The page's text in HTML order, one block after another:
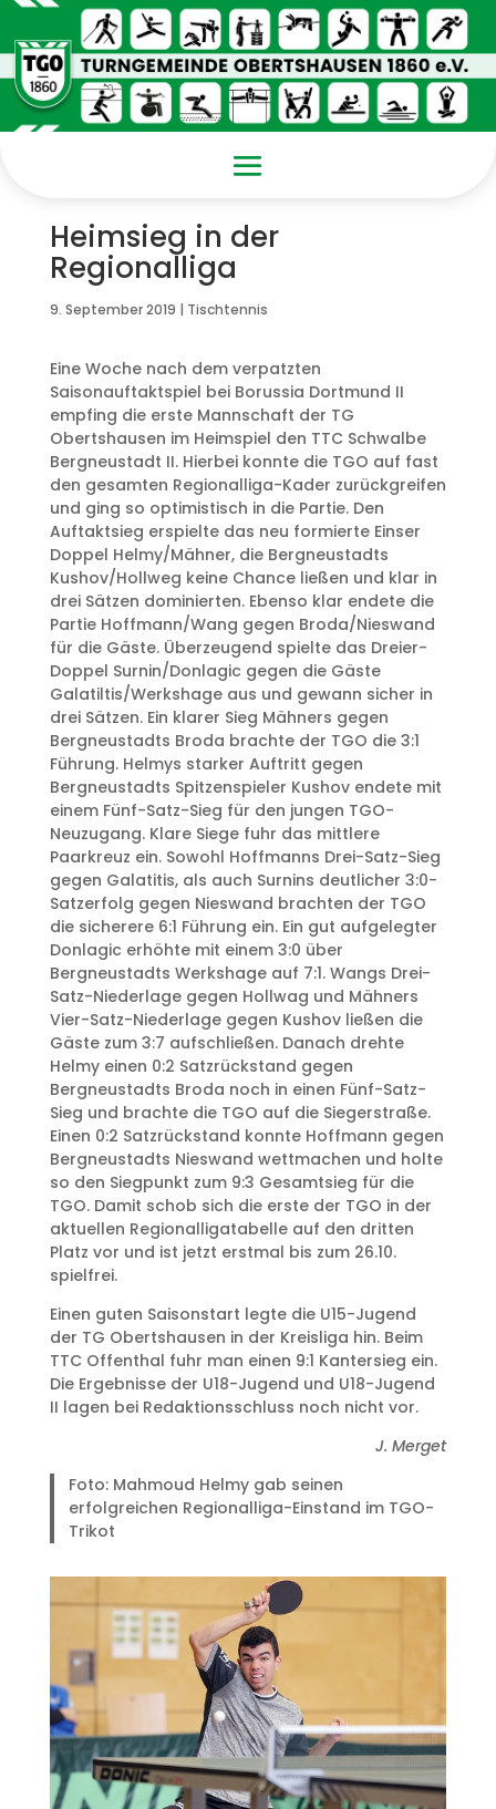
Heimsieg in der
Regionalliga
9. September 2019 | Tischtennis
Eine Woche nach dem verpatzten
Saisonauftaktspiel bei Borussia Dortmund II
empfing die erste Mannschaft der TG
Obertshausen im Heimspiel den TTC Schwalbe
Bergneustadt II. Hierbei konnte die TGO auf fast
den gesamten Regionalliga-Kader zurückgreifen
und ging so optimistisch in die Partie. Den
Auftaktsieg erspielte das neu formierte Einser
Doppel Helmy/Mähner, die Bergneustadts
Kushov/Hollweg keine Chance ließen und klar in
drei Sätzen dominierten. Ebenso klar endete die
Partie Hoffmann/Wang gegen Broda/Nieswand
für die Gäste. Überzeugend spielte das Dreier-
Doppel Surnin/Donlagic gegen die Gäste
Galatiltis/Werkshage aus und gewann sicher in
drei Sätzen. Ein klarer Sieg Mähners gegen
Bergneustadts Broda brachte der TGO die 3:1
Führung. Helmys starker Auftritt gegen
Bergneustadts Spitzenspieler Kushov endete mit
einem Fünf-Satz-Sieg für den jungen TGO-
Neuzugang. Klare Siege fuhr das mittlere
Paarkreuz ein. Sowohl Hoffmanns Drei-Satz-Sieg
gegen Galatitis, als auch Surnins deutlicher 3:0-
Satzerfolg gegen Nieswand brachten der TGO
die sicherere 6:1 Führung ein. Ein gut aufgelegter
Donlagic erhöhte mit einem 3:0 über
Bergneustadts Werkshage auf 7:1. Wangs Drei-
Satz-Niederlage gegen Hollwag und Mähners
Vier-Satz-Niederlage gegen Kushov ließen die
Gäste zum 3:7 aufschließen. Danach drehte
Helmy einen 0:2 Satzrückstand gegen
Bergneustadts Broda noch in einen Fünf-Satz-
Sieg und brachte die TGO auf die Siegerstraße.
Einen 0:2 Satzrückstand konnte Hoffmann gegen
Bergneustadts Nieswand wettmachen und holte
so den Siegpunkt zum 9:3 Gesamtsieg für die
TGO. Damit schob sich die erste der TGO in der
aktuellen Regionalligatabelle auf den dritten
Platz vor und ist jetzt erstmal bis zum 26.10.
spielfrei.
Einen guten Saisonstart legte die U15-Jugend
der TG Obertshausen in der Kreisliga hin. Beim
TTC Offenthal fuhr man einen 9:1 Kantersieg ein.
Die Ergebnisse der U18-Jugend und U18-Jugend
II lagen bei Redaktionsschluss noch nicht vor.
J. Merget
Foto: Mahmoud Helmy gab seinen
erfolgreichen Regionalliga-Einstand im TGO-
Trikot